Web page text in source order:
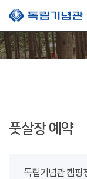
본문 바로가기
풋살장 예약
독립기념관 캠핑